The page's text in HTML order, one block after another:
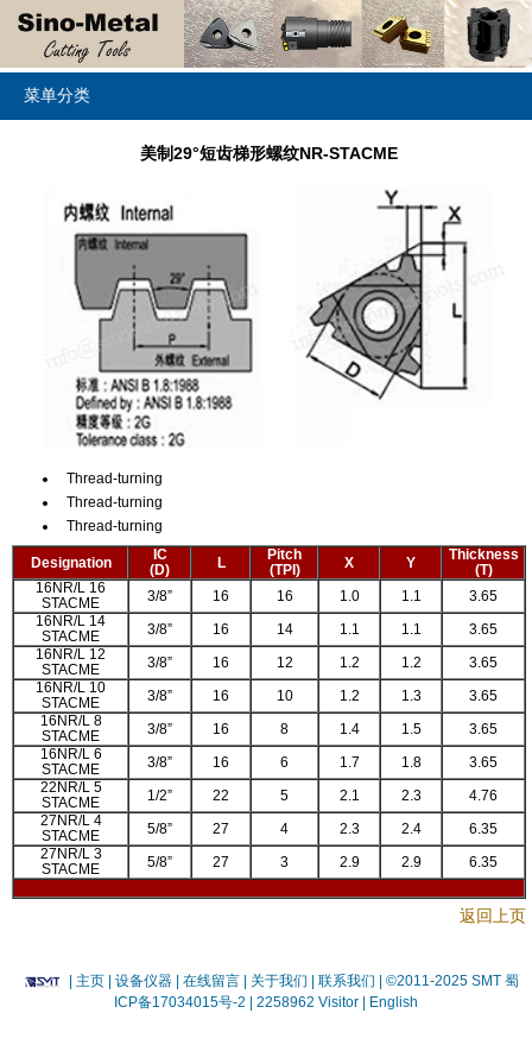
菜单分类
美制29°短齿梯形螺纹NR-STACME
Thread-turning
Thread-turning
Thread-turning
Designation
IC
(D)
L
Pitch
(TPI)
X Y
Thickness
(T)
16NR/L 16
STACME
3/8” 16 16 1.0 1.1
3.65
16NR/L 14
STACME
3/8” 16 14 1.1 1.1
3.65
16NR/L 12
STACME
3/8” 16 12 1.2 1.2
3.65
16NR/L 10
STACME
3/8” 16 10 1.2 1.3
3.65
16NR/L 8
STACME
3/8” 16 8 1.4 1.5
3.65
16NR/L 6
STACME
3/8” 16 6 1.7 1.8
3.65
22NR/L 5
STACME
1/2” 22 5 2.1 2.3
4.76
27NR/L 4
STACME
5/8” 27 4 2.3 2.4
6.35
27NR/L 3
STACME
5/8” 27 3 2.9 2.9 6.35
返回上页
主页 | 设备仪器 | 在线留言 | 关于我们 | 联系我们 | ©2011-2025 SMT 蜀
ICP备17034015号-2 | 2258962 Visitor | English